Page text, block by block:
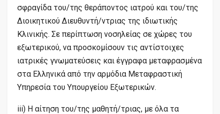
σφραγίδα του/της θεράποντος ιατρού και του/της
Διοικητικού Διευθυντή/ντριας της ιδιωτικής
Κλινικής. Σε περίπτωση νοσηλείας σε χώρες του
εξωτερικού, να προσκομίσουν τις αντίστοιχες
ιατρικές γνωματεύσεις και έγγραφα μεταφρασμένα
στα Ελληνικά από την αρμόδια Μεταφραστική
Υπηρεσία του Υπουργείου Εξωτερικών.
iii) Η αίτηση του/της μαθητή/τριας, με όλα τα